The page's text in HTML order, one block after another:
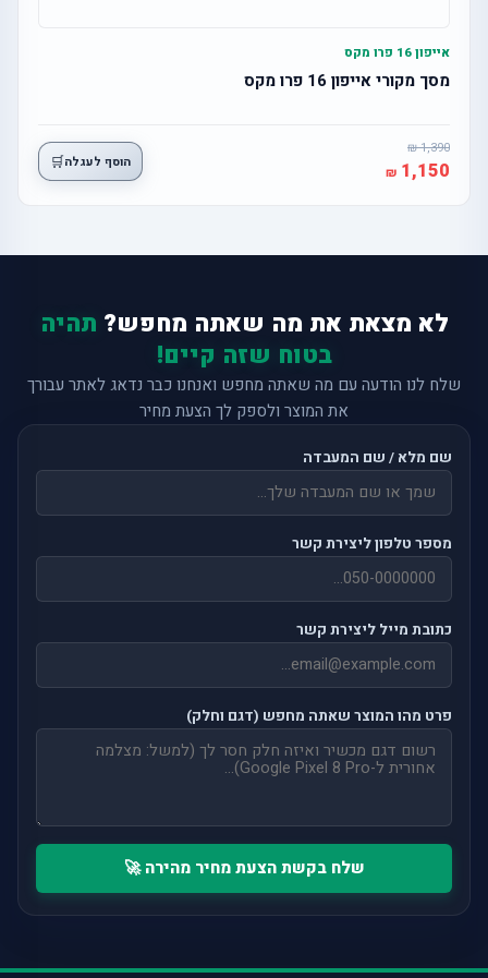
אייפון 16 פרו מקס
מסך מקורי אייפון 16 פרו מקס
1,390
1,150 הוסף לעגלה🛒
לא מצאת את מה שאתה מחפש? תהיה
בטוח שזה קיים!
שלח לנו הודעה עם מה שאתה מחפש ואנחנו כבר נדאג לאתר עבורך
את המוצר ולספק לך הצעת מחיר
שם מלא / שם המעבדה
מספר טלפון ליצירת קשר
כתובת מייל ליצירת קשר
פרט מהו המוצר שאתה מחפש (דגם וחלק)
שלח בקשת הצעת מחיר מהירה 🚀